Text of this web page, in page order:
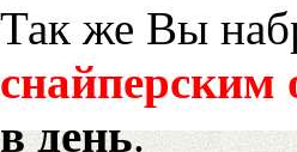
Так же Вы
снайперским
в день.